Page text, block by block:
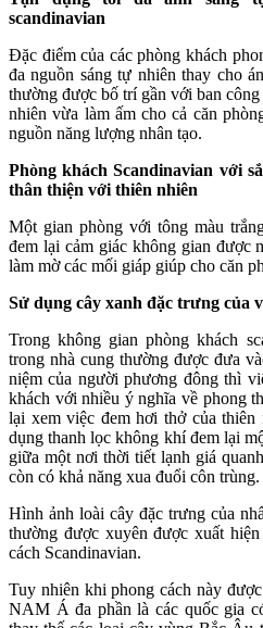
scandinavian
Đặc điểm của các phòng khách
đa nguồn sáng tự nhiên thay cho
thường được bố trí gần với ban
nhiên vừa làm ấm cho cả căn
nguồn năng lượng nhân tạo.
Phòng khách Scandinavian với
thân thiện với thiên nhiên
Một gian phòng với tông màu
đem lại cảm giác không gian được
làm mờ các mối giáp giúp cho căn
Sử dụng cây xanh đặc trưng của
Trong không gian phòng khách
trong nhà cung thường được đưa
niệm của người phương đông thì
khách với nhiều ý nghĩa về phong
lại xem việc đem hơi thở của
dụng thanh lọc không khí đem lại
giữa một nơi thời tiết lạnh giá
còn có khả năng xua đuổi côn trùng.
Hình ảnh loài cây đặc trưng của
thường được xuyên được xuất
cách Scandinavian.
Tuy nhiên khi phong cách này
NAM Á đa phần là các quốc gia